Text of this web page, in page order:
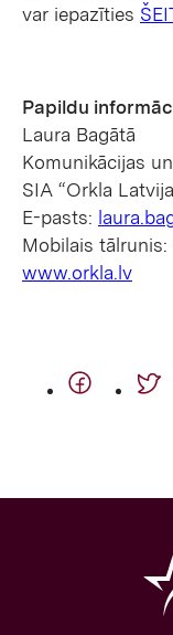
var iepazīties
Papildu
Laura Bagātā
Komunikācijas
SIA “Orkla
E-pasts:
Mobilais tālrunis:
www.orkla.lv